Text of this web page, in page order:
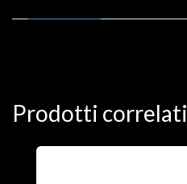
Prodotti correlati